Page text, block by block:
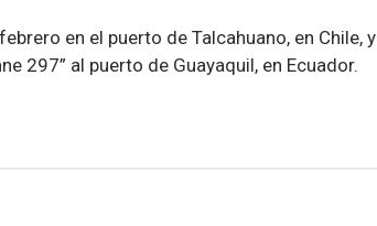
en el puerto de Talcahuano, en Chile, y
297” al puerto de Guayaquil, en Ecuador.